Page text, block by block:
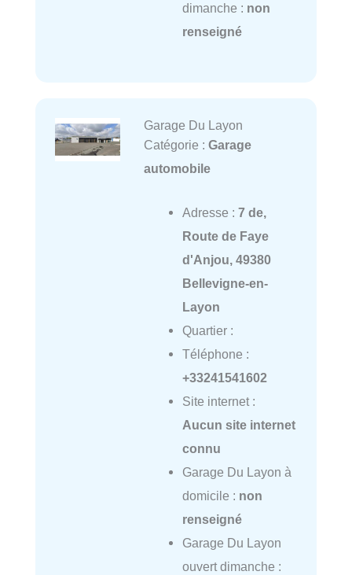
dimanche : non
renseigné
Garage Du Layon
Catégorie : Garage
automobile
Adresse : 7 de,
Route de Faye
d'Anjou, 49380
Bellevigne-en-
Layon
Quartier :
Téléphone :
+33241541602
Site internet :
Aucun site internet
connu
Garage Du Layon à
domicile : non
renseigné
Garage Du Layon
ouvert dimanche :